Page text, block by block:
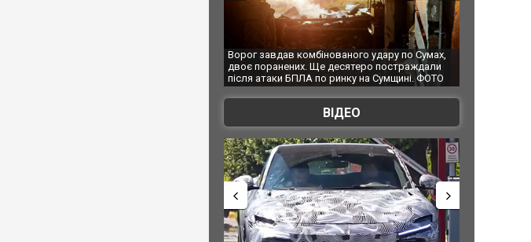
Ворог завдав комбінованого удару по Сумах,
двоє поранених. Ще десятеро постраждали
після атаки БПЛА по ринку на Сумщині. ФОТО
За 2000 кілометрів
Єкатеринбурзі
склад Wildberries.
ВІДЕО